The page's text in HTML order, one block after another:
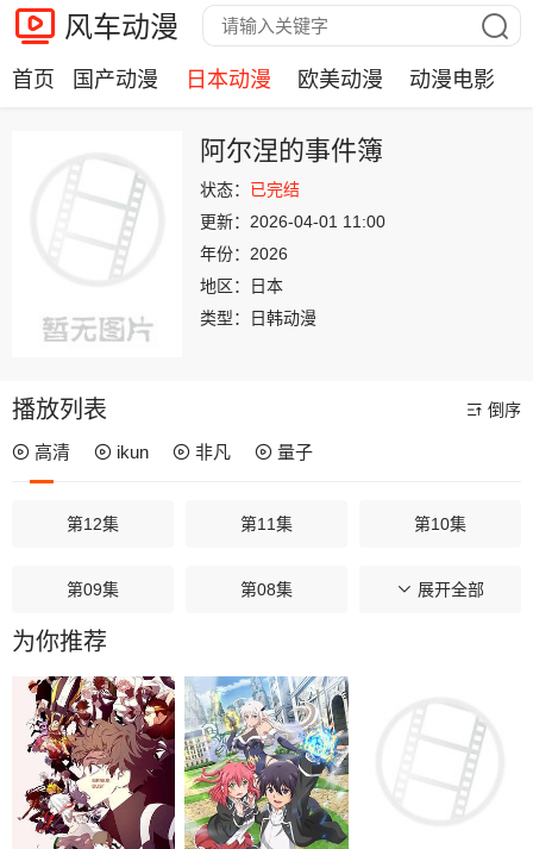
风车动漫
首页 国产动漫 日本动漫 欧美动漫 动漫电影
阿尔涅的事件簿
状态： 已完结
更新： 2026-04-01 11:00
年份： 2026
地区：
日本
类型：
日韩动漫
播放列表 倒序
高清 ikun 非凡 量子
第12集 第11集 第10集
第09集 第08集 第07集
第06集
第03集 第02集
展开全部
为你推荐